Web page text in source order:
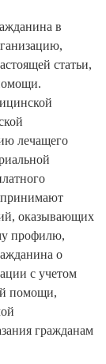
в
статьи,
лечащего
оказывающих
профилю,
о
с учетом
помощи,
гражданам